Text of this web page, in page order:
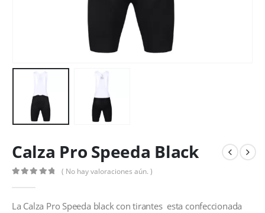
Calza Pro Speeda Black
( No hay valoraciones aún. )
La Calza Pro Speeda black con tirantes esta confeccionada